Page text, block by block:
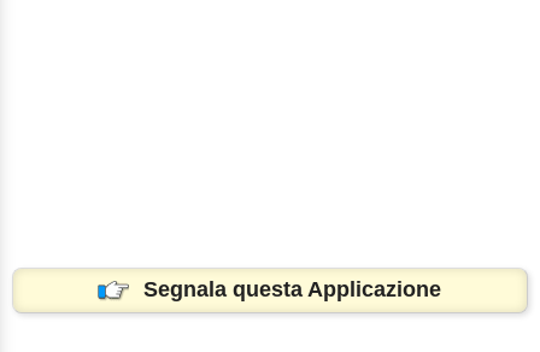
Segnala questa Applicazione